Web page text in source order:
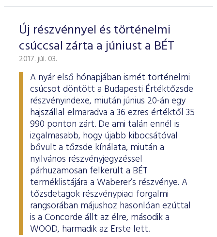
Új részvénnyel és történelmi
csúccsal zárta a júniust a BÉT
2017. júl. 03.
A nyár első hónapjában ismét történelmi
csúcsot döntött a Budapesti Értéktőzsde
részvényindexe, miután június 20-án egy
hajszállal elmaradva a 36 ezres értéktől 35
990 ponton zárt. De ami talán ennél is
izgalmasabb, hogy újabb kibocsátóval
bővült a tőzsde kínálata, miután a
nyilvános részvényjegyzéssel
párhuzamosan felkerült a BÉT
terméklistájára a Waberer’s részvénye. A
tőzsdetagok részvénypiaci forgalmi
rangsorában májushoz hasonlóan ezúttal
is a Concorde állt az élre, második a
WOOD, harmadik az Erste lett.